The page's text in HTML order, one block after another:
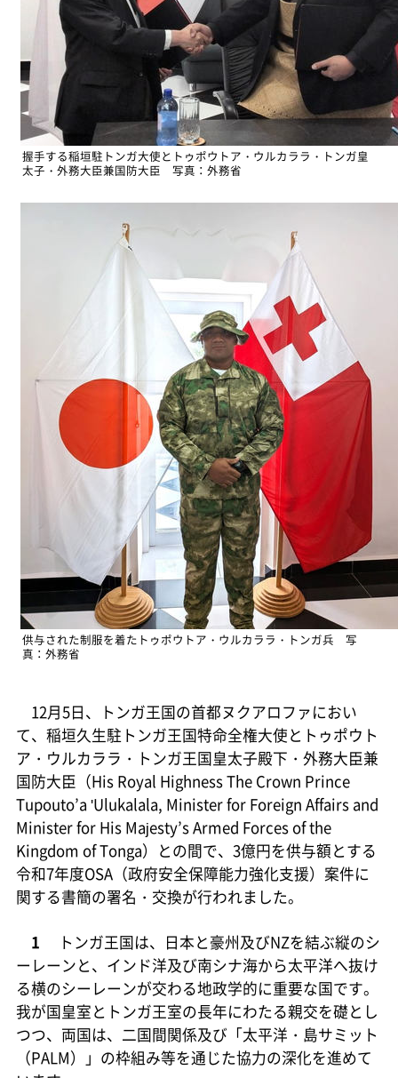
握手する稲垣駐トンガ大使とトゥポウトア・ウルカララ・トンガ皇
太子・外務大臣兼国防大臣 写真：外務省
供与された制服を着たトゥポウトア・ウルカララ・トンガ兵 写
真：外務省
12月5日、トンガ王国の首都ヌクアロファにおい
て、稲垣久生駐トンガ王国特命全権大使とトゥポウト
ア・ウルカララ・トンガ王国皇太子殿下・外務大臣兼
国防大臣（His Royal Highness The Crown Prince
Tupouto’a 'Ulukalala, Minister for Foreign Affairs and
Minister for His Majesty’s Armed Forces of the
Kingdom of Tonga）との間で、3億円を供与額とする
令和7年度OSA（政府安全保障能力強化支援）案件に
関する書簡の署名・交換が行われました。
1
トンガ王国は、日本と豪州及びNZを結ぶ縦のシ
ーレーンと、インド洋及び南シナ海から太平洋へ抜け
る横のシーレーンが交わる地政学的に重要な国です。
我が国皇室とトンガ王室の長年にわたる親交を礎とし
つつ、両国は、二国間関係及び「太平洋・島サミット
（PALM）」の枠組み等を通じた協力の深化を進めて